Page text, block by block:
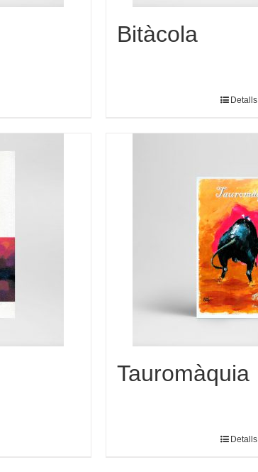
Bitàcola
Detalls
Tauromàquia
Detalls